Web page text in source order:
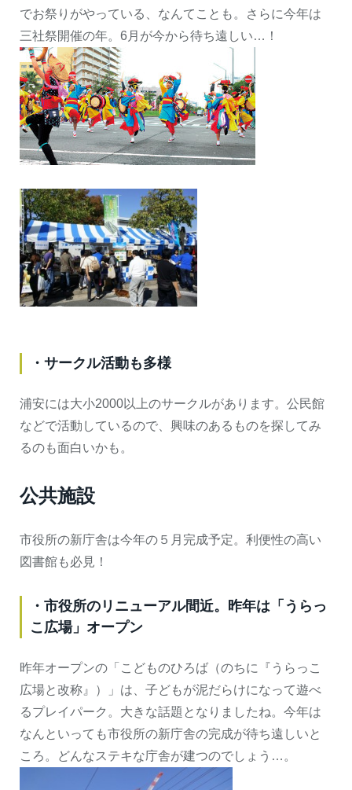
でお祭りがやっている、なんてことも。さらに今年は
三社祭開催の年。6月が今から待ち遠しい…！
・サークル活動も多様
浦安には大小2000以上のサークルがあります。公民館
などで活動しているので、興味のあるものを探してみ
るのも面白いかも。
公共施設
市役所の新庁舎は今年の５月完成予定。利便性の高い
図書館も必見！
・市役所のリニューアル間近。昨年は「うらっ
こ広場」オープン
昨年オープンの「こどものひろば（のちに『うらっこ
広場と改称』）」は、子どもが泥だらけになって遊べ
るプレイパーク。大きな話題となりましたね。今年は
なんといっても市役所の新庁舎の完成が待ち遠しいと
ころ。どんなステキな庁舎が建つのでしょう…。